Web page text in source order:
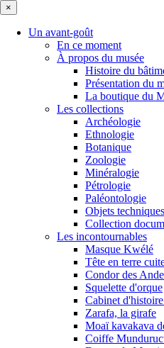
×
Un avant-goût
En ce moment
À propos du musée
Histoire du
Présentation du
La boutique du
Les collections
Archéologie
Ethnologie
Botanique
Zoologie
Minéralogie
Pétrologie
Paléontologie
Objets
Collection
Les incontournables
Masque Kwélé
Tête en terre
Condor des
Squelette d'orque
Cabinet
Zarafa, la girafe
Moaï kavakava
Coiffe